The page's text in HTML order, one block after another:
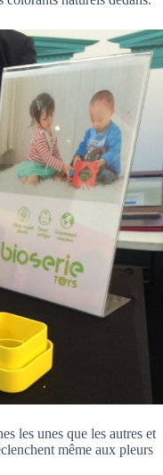
les unes que les autres et
même aux pleurs